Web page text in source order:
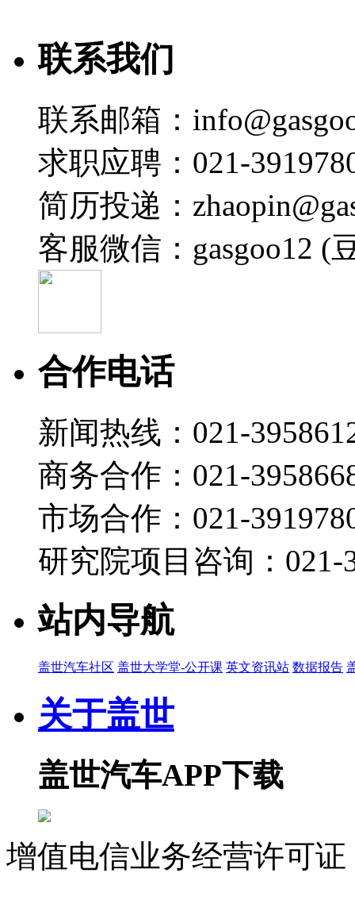
联系我们
联系邮箱：
求职应聘：021-
简历投递：
客服微信：gasgoo12 (
合作电话
新闻热线：021-
商务合作：021-
市场合作：021-
研究院项目咨询：021-
站内导航
盖世汽车社区 盖世大学堂-公开课 英文资讯站 数据报告
关于盖世
盖世汽车APP下载
增值电信业务经营许可